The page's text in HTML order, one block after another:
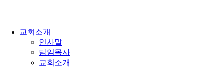
교회소개
인사말
담임목사
교회소개